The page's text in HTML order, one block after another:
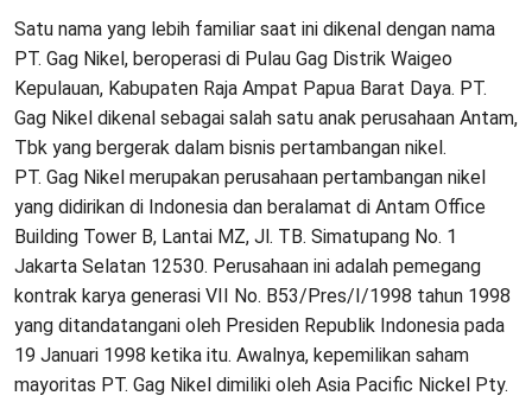
Satu nama yang lebih familiar saat ini dikenal dengan nama
PT. Gag Nikel, beroperasi di Pulau Gag Distrik Waigeo
Kepulauan, Kabupaten Raja Ampat Papua Barat Daya. PT.
Gag Nikel dikenal sebagai salah satu anak perusahaan Antam,
Tbk yang bergerak dalam bisnis pertambangan nikel.
PT. Gag Nikel merupakan perusahaan pertambangan nikel
yang didirikan di Indonesia dan beralamat di Antam Office
Building Tower B, Lantai MZ, Jl. TB. Simatupang No. 1
Jakarta Selatan 12530. Perusahaan ini adalah pemegang
kontrak karya generasi VII No. B53/Pres/I/1998 tahun 1998
yang ditandatangani oleh Presiden Republik Indonesia pada
19 Januari 1998 ketika itu. Awalnya, kepemilikan saham
mayoritas PT. Gag Nikel dimiliki oleh Asia Pacific Nickel Pty.